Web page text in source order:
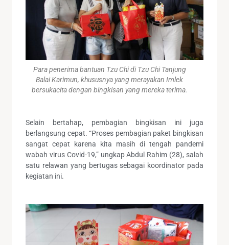
Para penerima bantuan Tzu Chi di Tzu Chi Tanjung
Balai Karimun, khususnya yang merayakan Imlek
bersukacita dengan bingkisan yang mereka terima.
Selain bertahap, pembagian bingkisan ini juga
berlangsung cepat. “Proses pembagian paket bingkisan
sangat cepat karena kita masih di tengah pandemi
wabah virus Covid-19,” ungkap Abdul Rahim (28), salah
satu relawan yang bertugas sebagai koordinator pada
kegiatan ini.